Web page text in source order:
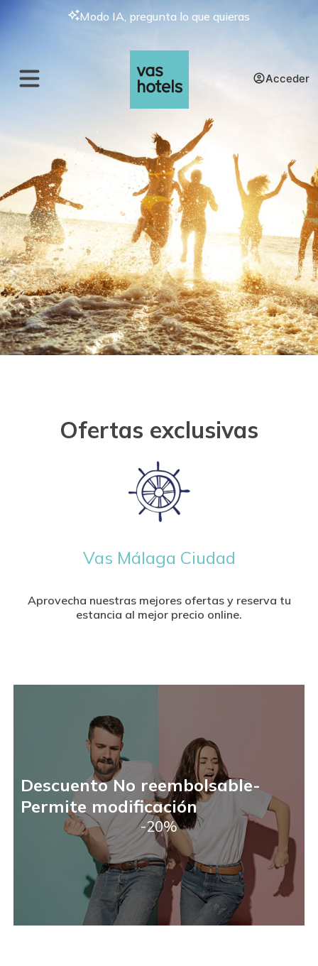
Modo IA, pregunta lo que quieras
Acceder
Ofertas exclusivas
Vas Málaga Ciudad
Aprovecha nuestras mejores ofertas y reserva tu
estancia al mejor precio online.
Descuento No reembolsable-
Permite modificación
-20%